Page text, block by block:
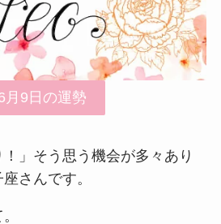
月9日の運勢
！」そう思う機会が多々あり
さんです。